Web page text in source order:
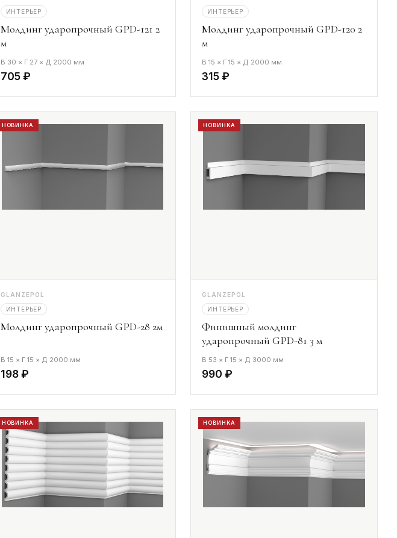
ИНТЕРЬЕР
Молдинг ударопрочный GPD-121 2
м
В 30 × Г 27 × Д 2000 мм
705 ₽
ИНТЕРЬЕР
Молдинг ударопрочный GPD-120 2
м
В 15 × Г 15 × Д 2000 мм
315 ₽
НОВИНКА
GLANZEPOL
ИНТЕРЬЕР
Молдинг ударопрочный GPD-28 2м
В 15 × Г 15 × Д 2000 мм
198 ₽
НОВИНКА
GLANZEPOL
ИНТЕРЬЕР
Финишный молдинг
ударопрочный GPD-81 3 м
В 53 × Г 15 × Д 3000 мм
990 ₽
НОВИНКА НОВИНКА